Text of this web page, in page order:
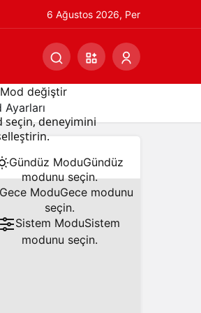
6 Ağustos 2026, Per
Mod değiştir
Ayarları
seçin, deneyimini
Gündüz ModuGündüz
modunu seçin.
Gece ModuGece modunu
seçin.
Sistem ModuSistem
modunu seçin.